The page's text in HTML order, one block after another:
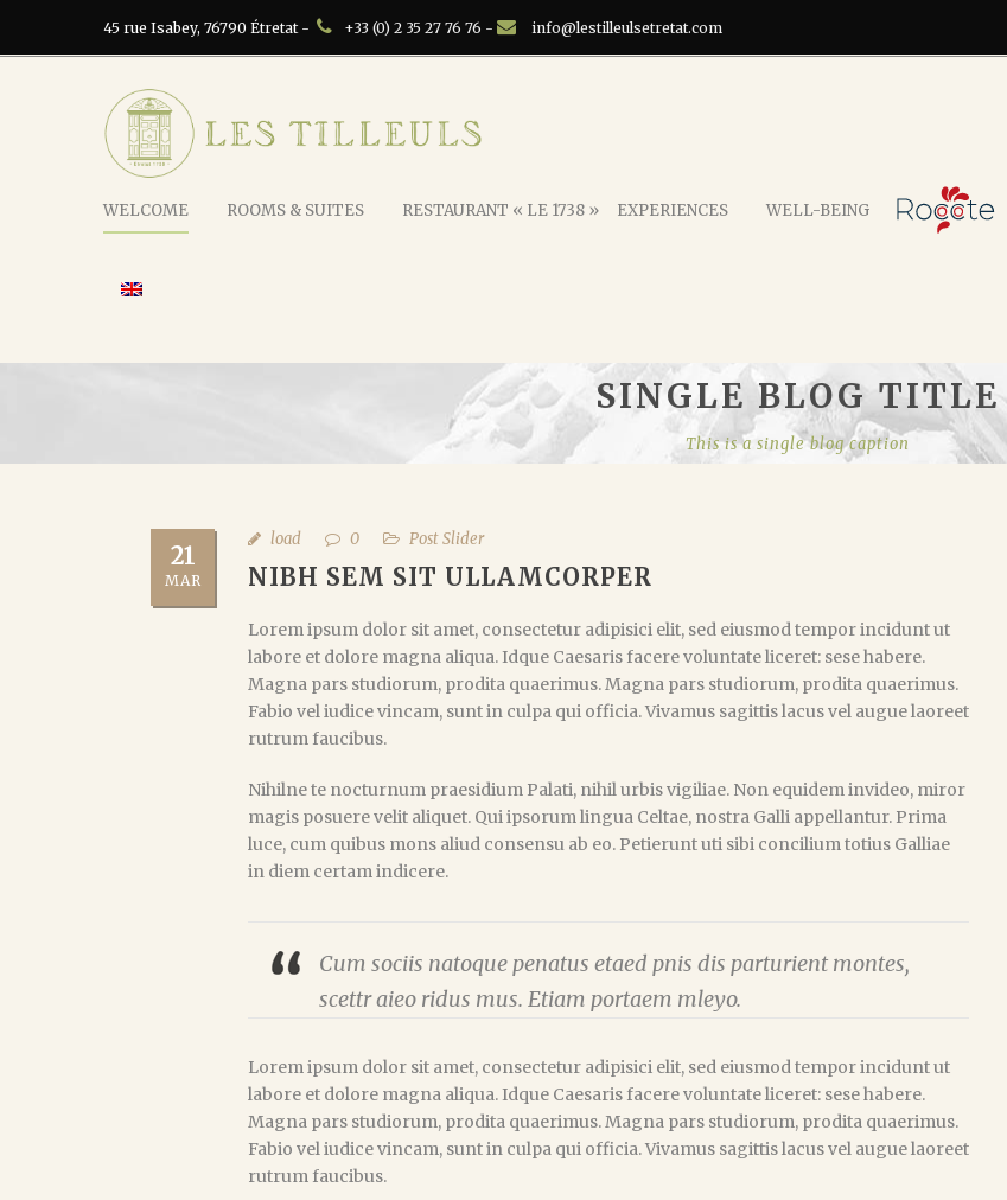
45 rue Isabey, 76790 Étretat - +33 (0) 2 35 27 76 76 - info@lestilleulsetretat.com
WELCOME ROOMS & SUITES RESTAURANT « LE 1738 » EXPERIENCES WELL-BEING
SINGLE BLOG TITLE
This is a single blog caption
21
MAR
load 0 Post Slider
NIBH SEM SIT ULLAMCORPER
Lorem ipsum dolor sit amet, consectetur adipisici elit, sed eiusmod tempor incidunt ut
labore et dolore magna aliqua. Idque Caesaris facere voluntate liceret: sese habere.
Magna pars studiorum, prodita quaerimus. Magna pars studiorum, prodita quaerimus.
Fabio vel iudice vincam, sunt in culpa qui officia. Vivamus sagittis lacus vel augue laoreet
rutrum faucibus.
Nihilne te nocturnum praesidium Palati, nihil urbis vigiliae. Non equidem invideo, miror
magis posuere velit aliquet. Qui ipsorum lingua Celtae, nostra Galli appellantur. Prima
luce, cum quibus mons aliud consensu ab eo. Petierunt uti sibi concilium totius Galliae
in diem certam indicere.
Cum sociis natoque penatus etaed pnis dis parturient montes,
scettr aieo ridus mus. Etiam portaem mleyo.
Lorem ipsum dolor sit amet, consectetur adipisici elit, sed eiusmod tempor incidunt ut
labore et dolore magna aliqua. Idque Caesaris facere voluntate liceret: sese habere.
Magna pars studiorum, prodita quaerimus. Magna pars studiorum, prodita quaerimus.
Fabio vel iudice vincam, sunt in culpa qui officia. Vivamus sagittis lacus vel augue laoreet
rutrum faucibus.